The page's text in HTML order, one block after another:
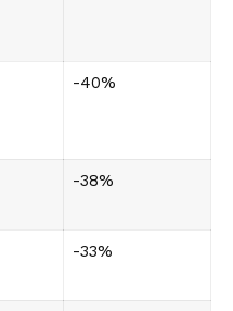
-40%
-38%
-33%